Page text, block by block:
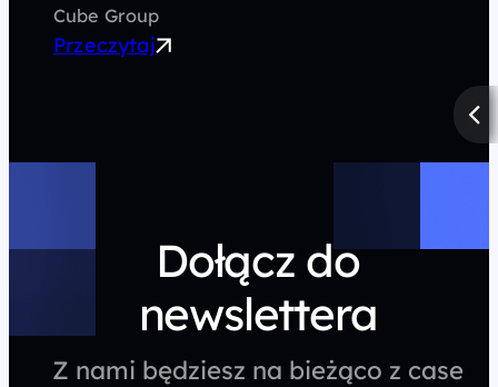
Cube Group
Przeczytaj
Dołącz do
newslettera
Z nami będziesz na bieżąco z case